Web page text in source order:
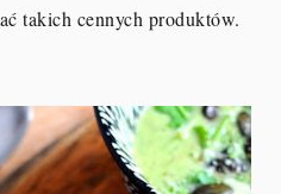
takich cennych produktów.